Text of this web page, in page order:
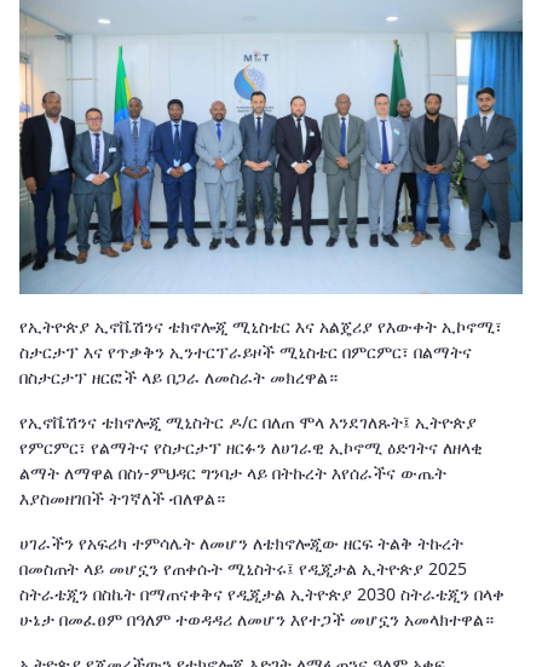
የኢትዮጵያ ኢኖቬሽንና ቴክኖሎጂ ሚኒስቴር እና አልጄሪያ የእውቀት ኢኮኖሚ፣
ስታርታፕ እና የጥቃቅን ኢንተርፕራይዞች ሚኒስቴር በምርምር፣ በልማትና
በስታርታፕ ዘርፎች ላይ በጋራ ለመስራት መክረዋል።
የኢኖቬሽንና ቴክኖሎጂ ሚኒስትር ዶ/ር በለጠ ሞላ እንደገለጹት፤ ኢትዮጵያ
የምርምር፣ የልማትና የስታርታፕ ዘርፉን ለሀገራዊ ኢኮኖሚ ዕድገትና ለዘላቂ
ልማት ለማዋል በስነ-ምህዳር ግንባታ ላይ በትኩረት እየሰራችና ውጤት
እያስመዘገበች ትገኛለች ብለዋል።
ሀገራችን የአፍሪካ ተምሳሌት ለመሆን ለቴክኖሎጂው ዘርፍ ትልቅ ትኩረት
በመስጠት ላይ መሆኗን የጠቀሱት ሚኒስትሩ፤ የዲጂታል ኢትዮጵያ 2025
ስትራቴጂን በስኬት በማጠናቀቅና የዲጂታል ኢትዮጵያ 2030 ስትራቴጂን በላቀ
ሁኔታ በመፈፀም በዓለም ተወዳዳሪ ለመሆን እየተጋች መሆኗን አመላክተዋል።